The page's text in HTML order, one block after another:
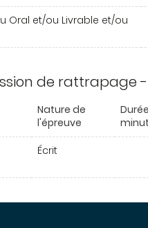
Oral et/ou Livrable et/ou
de rattrapage -
Nature de
l'épreuve
Écrit